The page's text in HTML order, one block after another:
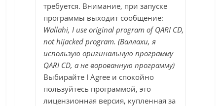
требуется. Внимание, при запуске
программы выходит сообщение:
Wallahi, I use original program of QARI CD,
not hijacked program. (Валлахи, я
использую оригинальную программу
QARI CD, а не ворованную программу)
Выбирайте I Agree и спокойно
пользуйтесь программой, это
лицензионная версия, купленная за